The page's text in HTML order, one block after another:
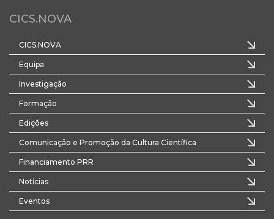
CICS.NOVA
CICS.NOVA
Equipa
Investigação
Formação
Edições
Comunicação e Promoção da Cultura Científica
Financiamento PRR
Notícias
Eventos